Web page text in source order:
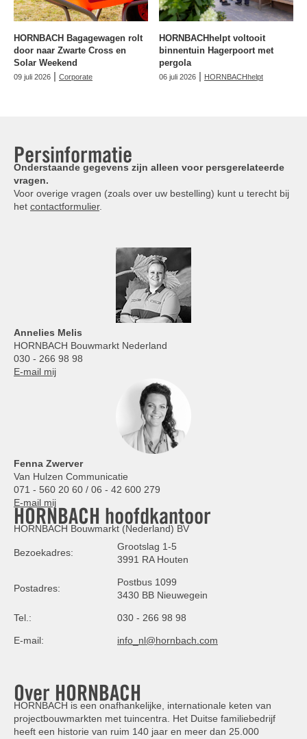
HORNBACH Bagagewagen rolt
door naar Zwarte Cross en
Solar Weekend
09 juli 2026 | Corporate
HORNBACHhelpt voltooit
binnentuin Hagerpoort met
pergola
06 juli 2026 | HORNBACHhelpt
Persinformatie
Onderstaande gegevens zijn alleen voor persgerelateerde
vragen.
Voor overige vragen (zoals over uw bestelling) kunt u terecht bij
het contactformulier.
Annelies Melis
HORNBACH Bouwmarkt Nederland
030 - 266 98 98
E-mail mij
Fenna Zwerver
Van Hulzen Communicatie
071 - 560 20 60 / 06 - 42 600 279
E-mail mij
HORNBACH hoofdkantoor
HORNBACH Bouwmarkt (Nederland) BV
Bezoekadres:
Grootslag 1-5
3991 RA Houten
Postadres:
Postbus 1099
3430 BB Nieuwegein
Tel.: 030 - 266 98 98
E-mail: info_nl@hornbach.com
Over HORNBACH
HORNBACH is een onafhankelijke, internationale keten van
projectbouwmarkten met tuincentra. Het Duitse familiebedrijf
heeft een historie van ruim 140 jaar en meer dan 25.000